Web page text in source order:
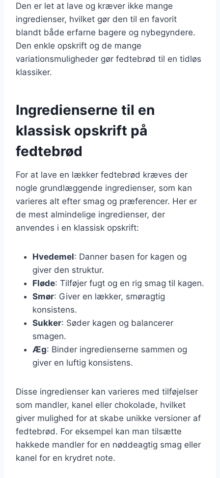
Den er let at lave og kræver ikke mange
ingredienser, hvilket gør den til en favorit
blandt både erfarne bagere og nybegyndere.
Den enkle opskrift og de mange
variationsmuligheder gør fedtebrød til en tidløs
klassiker.
Ingredienserne til en
klassisk opskrift på
fedtebrød
For at lave en lækker fedtebrød kræves der
nogle grundlæggende ingredienser, som kan
varieres alt efter smag og præferencer. Her er
de mest almindelige ingredienser, der
anvendes i en klassisk opskrift:
Hvedemel: Danner basen for kagen og
giver den struktur.
Fløde: Tilføjer fugt og en rig smag til kagen.
Smør: Giver en lækker, smøragtig
konsistens.
Sukker: Søder kagen og balancerer
smagen.
Æg: Binder ingredienserne sammen og
giver en luftig konsistens.
Disse ingredienser kan varieres med tilføjelser
som mandler, kanel eller chokolade, hvilket
giver mulighed for at skabe unikke versioner af
fedtebrød. For eksempel kan man tilsætte
hakkede mandler for en nøddeagtig smag eller
kanel for en krydret note.